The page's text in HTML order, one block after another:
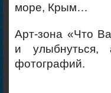
море, Крым…
Арт-зона «Что
и
фотографий.